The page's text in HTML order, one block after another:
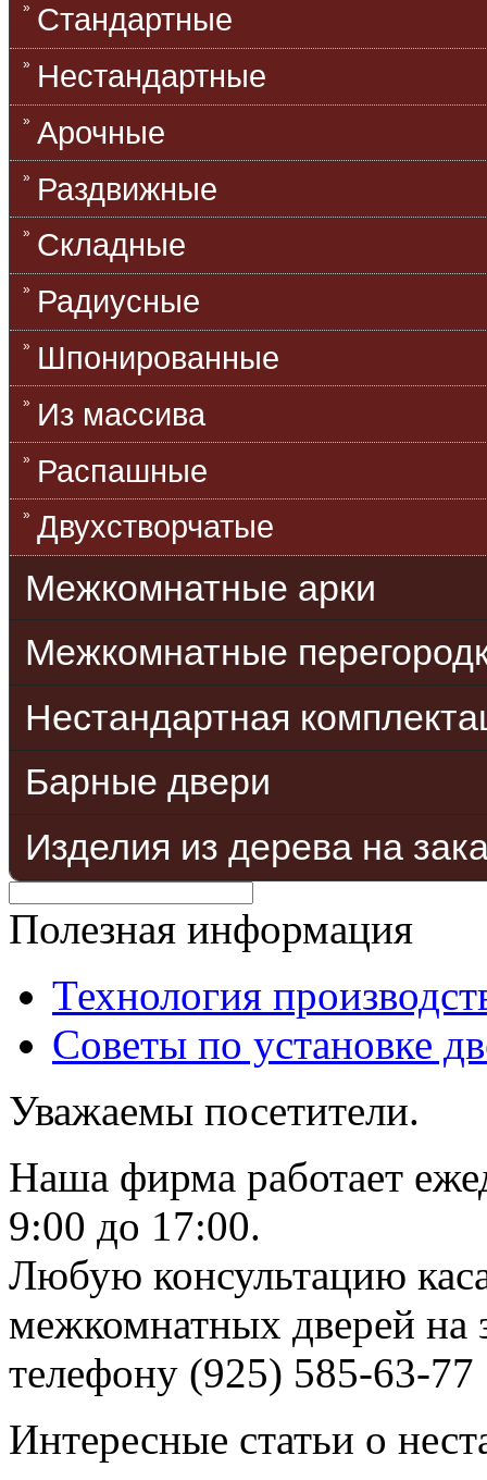
Стандартные
Нестандартные
Арочные
Раздвижные
Складные
Радиусные
Шпонированные
Из массива
Распашные
Двухстворчатые
Межкомнатные арки
Межкомнатные
Нестандартная
Барные двери
Изделия из дерева на
Полезная информация
Технология
Советы по установке
Уважаемы посетители.
Наша фирма работает
9:00 до 17:00.
Любую консультацию
межкомнатных дверей на
телефону (925) 585-63-77
Интересные статьи о